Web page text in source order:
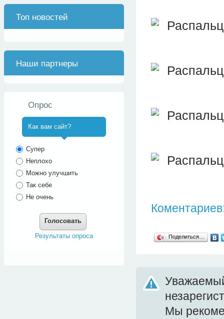
Поделиться…
Мы
Топ новостей
Наши партнеры
Опрос
Как вам сайт?
Супер
Неплохо
Можно улучшить
Так себе
Не очень
Голосовать
Результаты опроса